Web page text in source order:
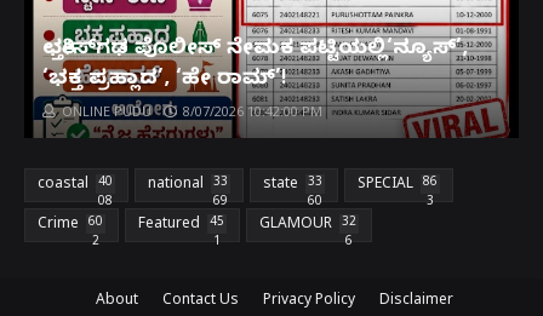
ಛತ್ತೀಸ್‌ಗಢ ಪೊಲೀಸ್ ನೇಮಕ ಪಟ್ಟಿಯಲ್ಲಿ‘ನ್ಯೂಸ್’,
‘ಭಕ್ತ ಪ್ರಹ್ಲಾದ’, ‘ಹೇ ರಾಮ್’!
ONLINE PUDU 8/07/2026 10:42:00 PM
coastal
40
08
national
33
69
state
33
60
SPECIAL
86
3
Crime
60
2
Featured
45
1
GLAMOUR
32
6
About Contact Us Privacy Policy Disclaimer